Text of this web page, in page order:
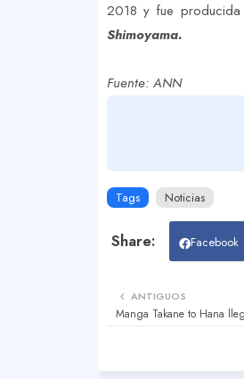
2018 y fue
Shimoyama.
Fuente: ANN
Tags Noticias
Facebook
ANTIGUOS
Manga Takane to Hana